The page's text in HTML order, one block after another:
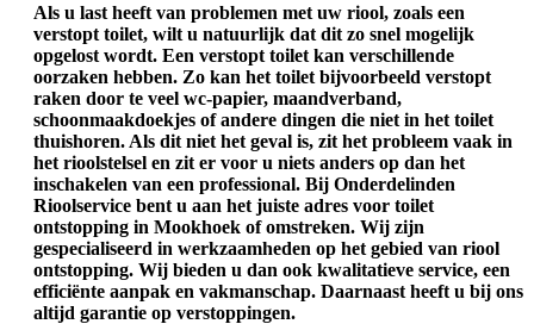
Als u last heeft van problemen met uw riool, zoals een
verstopt toilet, wilt u natuurlijk dat dit zo snel mogelijk
opgelost wordt. Een verstopt toilet kan verschillende
oorzaken hebben. Zo kan het toilet bijvoorbeeld verstopt
raken door te veel wc-papier, maandverband,
schoonmaakdoekjes of andere dingen die niet in het toilet
thuishoren. Als dit niet het geval is, zit het probleem vaak in
het rioolstelsel en zit er voor u niets anders op dan het
inschakelen van een professional. Bij Onderdelinden
Rioolservice bent u aan het juiste adres voor toilet
ontstopping in Mookhoek of omstreken. Wij zijn
gespecialiseerd in werkzaamheden op het gebied van riool
ontstopping. Wij bieden u dan ook kwalitatieve service, een
efficiënte aanpak en vakmanschap. Daarnaast heeft u bij ons
altijd garantie op verstoppingen.